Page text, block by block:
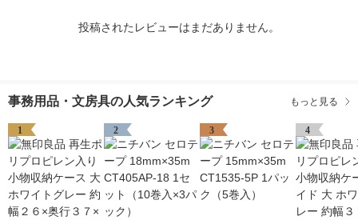
投稿されたレビューはまだありません。
事務用品・文房具の人気ランキング もっと見る
1 2 3 4